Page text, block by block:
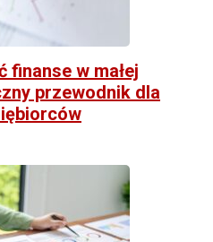
finanse w małej
przewodnik dla